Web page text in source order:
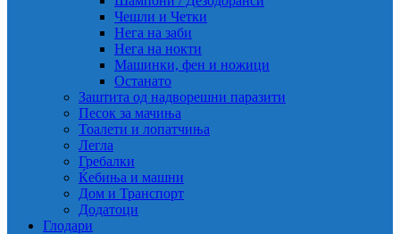
Чешли и Четки
Нега на заби
Нега на нокти
Машинки, фен и ножици
Останато
Заштита од надворешни паразити
Песок за мачиња
Тоалети и лопатчиња
Легла
Гребалки
Ќебиња и машни
Дом и Транспорт
Додатоци
Глодари